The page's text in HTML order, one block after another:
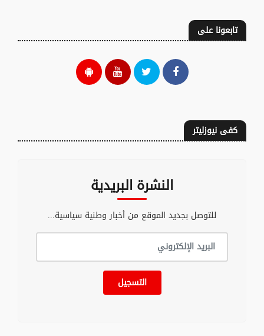
تابعونا على
كفى نيوزليتر
النشرة البريدية
للتوصل بجديد الموقع من أخبار وطنية سياسية...
التسجيل